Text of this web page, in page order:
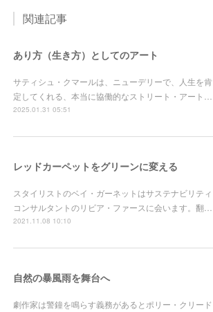
関連記事
あり方（生き方）としてのアート
サティシュ・クマールは、ニューデリーで、人生を肯
定してくれる、本当に協働的なストリート・アート…
2025.01.31 05:51
レッドカーペットをグリーンに変える
スタイリストのベイ・ガーネットはサステナビリティ
コンサルタントのリビア・ファースに会います。翻…
2021.11.08 10:10
自然の暴風雨を舞台へ
劇作家は警鐘を鳴らす義務があるとポリー・クリード